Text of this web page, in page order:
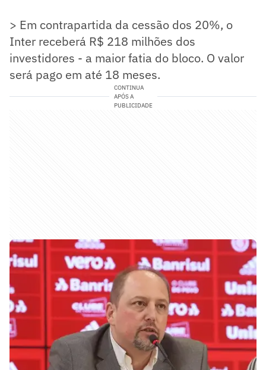
> Em contrapartida da cessão dos 20%, o
Inter receberá R$ 218 milhões dos
investidores - a maior fatia do bloco. O valor
será pago em até 18 meses.
CONTINUA
APÓS A
PUBLICIDADE